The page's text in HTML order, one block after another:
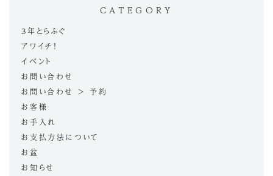
CATEGORY
3年とらふぐ
アワイチ！
イベント
お問い合わせ
お問い合わせ > 予約
お客様
お手入れ
お支払方法について
お盆
お知らせ